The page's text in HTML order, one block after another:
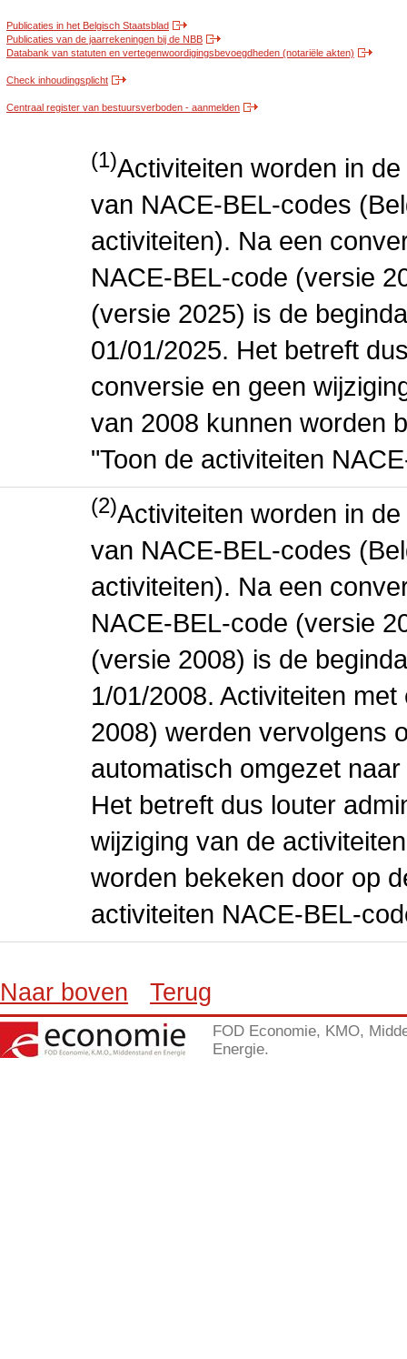
Publicaties in het Belgisch Staatsblad
Publicaties van de jaarrekeningen bij de NBB
Databank van statuten en vertegenwoordigingsbevoegdheden (notariële akten)
Check inhoudingsplicht
Centraal register van bestuursverboden - aanmelden
(1)Activiteiten worden in
van NACE-BEL-codes
activiteiten). Na een
NACE-BEL-code (versie
(versie 2025) is de
01/01/2025. Het betreft
conversie en geen
van 2008 kunnen worden
"Toon de activiteiten
(2)Activiteiten worden in
van NACE-BEL-codes
activiteiten). Na een
NACE-BEL-code (versie
(versie 2008) is de
1/01/2008. Activiteiten
2008) werden vervolgens
automatisch omgezet
Het betreft dus louter
wijziging van de
worden bekeken door op
activiteiten NACE-BEL-
Naar boven Terug
FOD Economie, KMO,
Energie.